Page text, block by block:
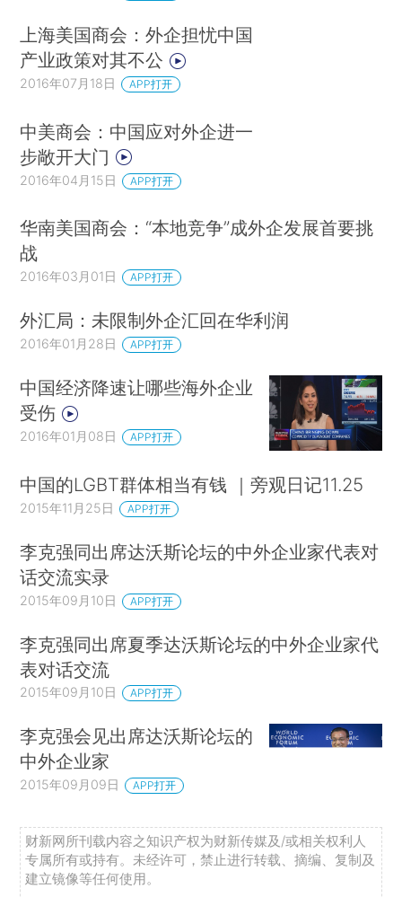
上海美国商会：外企担忧中国
产业政策对其不公
2016年07月18日 APP打开
中美商会：中国应对外企进一
步敞开大门
2016年04月15日 APP打开
华南美国商会：“本地竞争”成外企发展首要挑
战
2016年03月01日 APP打开
外汇局：未限制外企汇回在华利润
2016年01月28日 APP打开
中国经济降速让哪些海外企业
受伤
2016年01月08日 APP打开
中国的LGBT群体相当有钱 ｜旁观日记11.25
2015年11月25日 APP打开
李克强同出席达沃斯论坛的中外企业家代表对
话交流实录
2015年09月10日 APP打开
李克强同出席夏季达沃斯论坛的中外企业家代
表对话交流
2015年09月10日 APP打开
李克强会见出席达沃斯论坛的
中外企业家
2015年09月09日 APP打开
财新网所刊载内容之知识产权为财新传媒及/或相关权利人
专属所有或持有。未经许可，禁止进行转载、摘编、复制及
建立镜像等任何使用。